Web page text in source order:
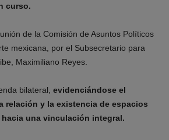
curso.
de la Comisión de Asuntos Políticos
mexicana, por el Subsecretario para
Maximiliano Reyes.
bilateral, evidenciándose el
relación y la existencia de espacios
una vinculación integral.